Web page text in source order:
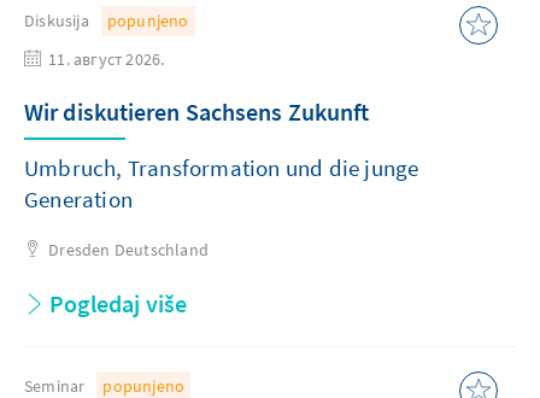
Diskusija
popunjeno
11. август 2026.
Wir diskutieren Sachsens Zukunft
Umbruch, Transformation und die junge
Generation
Dresden Deutschland
Pogledaj više
Seminar
popunjeno